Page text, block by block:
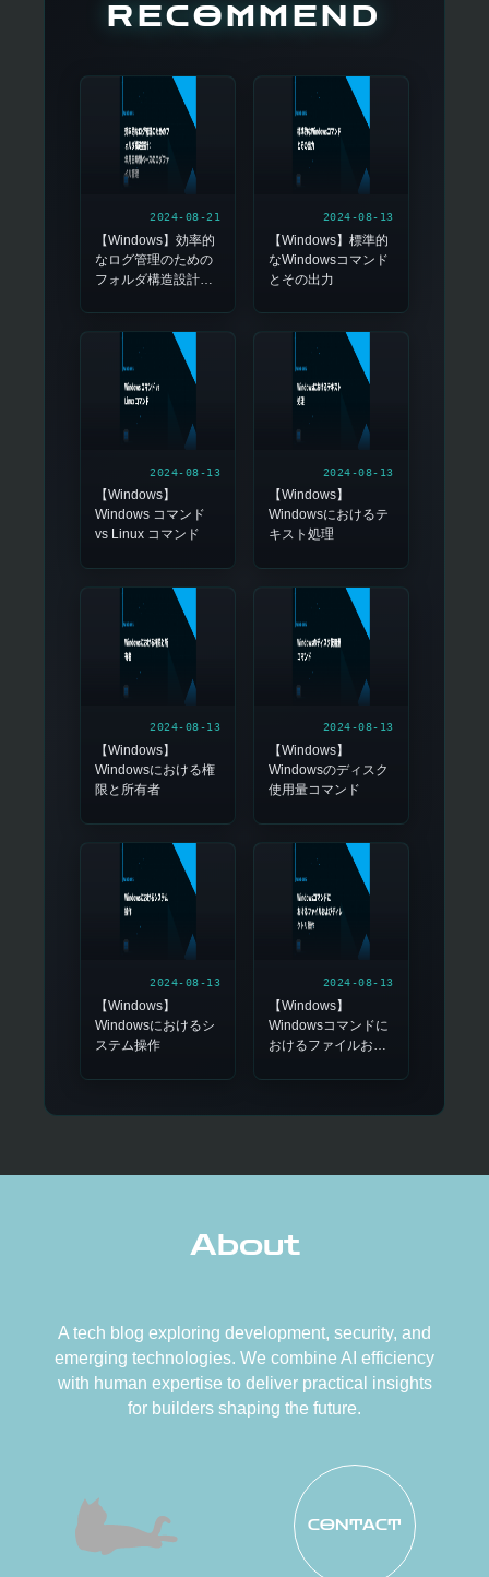
RECOMMEND
2024-08-21
【Windows】効率的
なログ管理のための
フォルダ構造設計：
ログファイル管理
2024-08-13
【Windows】標準的
なWindowsコマンド
とその出力
2024-08-13
【Windows】
Windows コマンド
vs Linux コマンド
2024-08-13
【Windows】
Windowsにおけるテ
キスト処理
2024-08-13
【Windows】
Windowsにおける権
限と所有者
2024-08-13
【Windows】
Windowsのディスク
使用量コマンド
2024-08-13
【Windows】
Windowsにおけるシ
ステム操作
2024-08-13
【Windows】
Windowsコマンドに
おけるファイルおよ
About
A tech blog exploring development, security, and
emerging technologies. We combine AI efficiency
with human expertise to deliver practical insights
for builders shaping the future.
CONTACT